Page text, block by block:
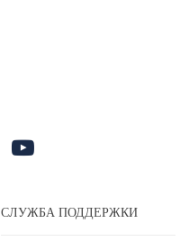
СЛУЖБА ПОДДЕРЖКИ